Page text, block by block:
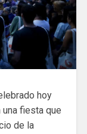
hoy
fiesta que
de la